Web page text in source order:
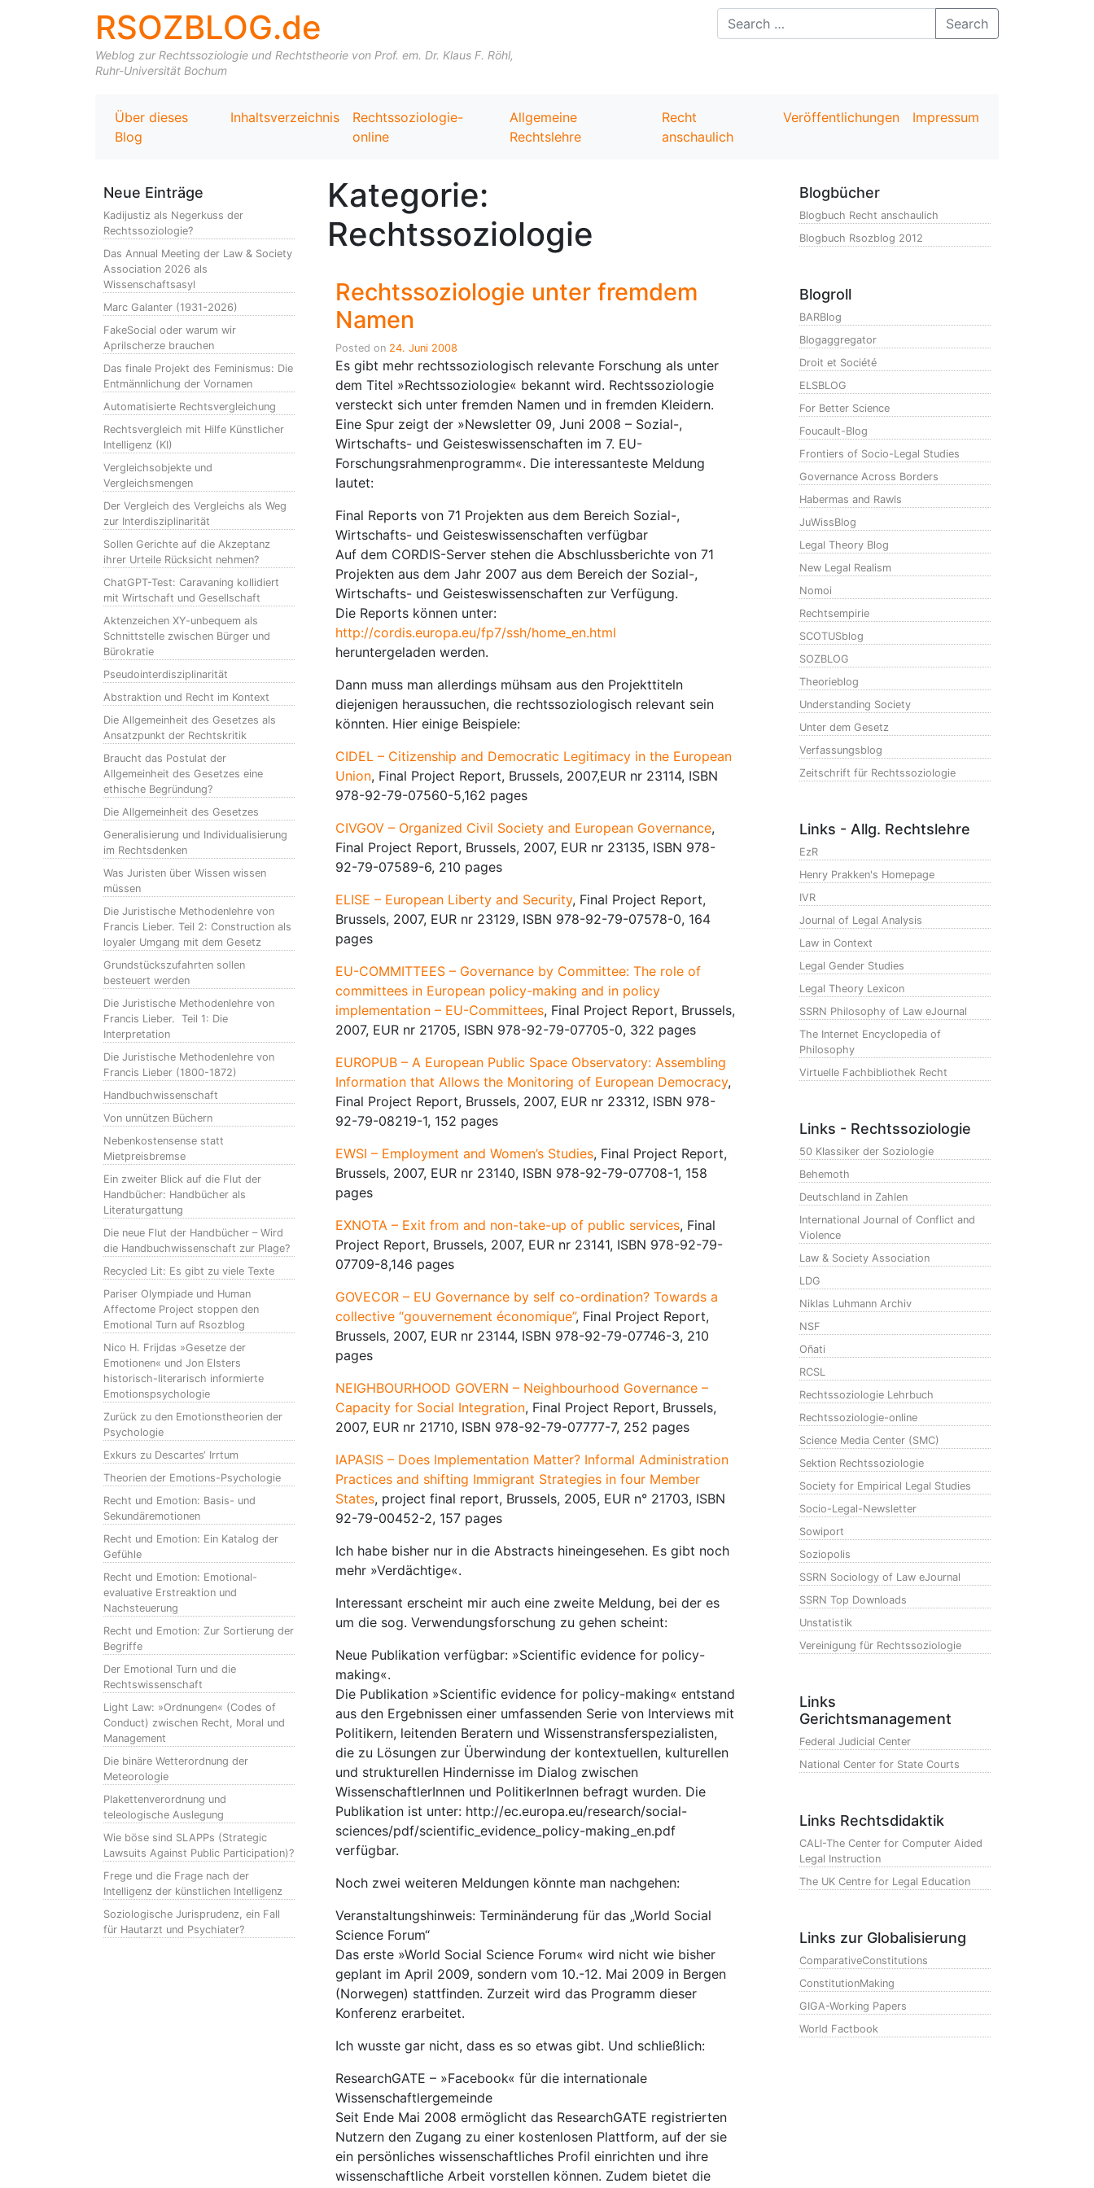
RSOZBLOG.de
Weblog zur Rechtssoziologie und Rechtstheorie von Prof. em. Dr. Klaus F. Röhl,
Ruhr-Universität Bochum
Search
Über dieses
Blog
Inhaltsverzeichnis
Rechtssoziologie-
online
Allgemeine
Rechtslehre
Recht
anschaulich
Veröffentlichungen Impressum
Neue Einträge
Kadijustiz als Negerkuss der
Rechtssoziologie?
Das Annual Meeting der Law & Society
Association 2026 als
Wissenschaftsasyl
Marc Galanter (1931-2026)
FakeSocial oder warum wir
Aprilscherze brauchen
Das finale Projekt des Feminismus: Die
Entmännlichung der Vornamen
Automatisierte Rechtsvergleichung
Rechtsvergleich mit Hilfe Künstlicher
Intelligenz (KI)
Vergleichsobjekte und
Vergleichsmengen
Der Vergleich des Vergleichs als Weg
zur Interdisziplinarität
Sollen Gerichte auf die Akzeptanz
ihrer Urteile Rücksicht nehmen?
ChatGPT-Test: Caravaning kollidiert
mit Wirtschaft und Gesellschaft
Aktenzeichen XY-unbequem als
Schnittstelle zwischen Bürger und
Bürokratie
Pseudointerdisziplinarität
Abstraktion und Recht im Kontext
Die Allgemeinheit des Gesetzes als
Ansatzpunkt der Rechtskritik
Braucht das Postulat der
Allgemeinheit des Gesetzes eine
ethische Begründung?
Die Allgemeinheit des Gesetzes
Generalisierung und Individualisierung
im Rechtsdenken
Was Juristen über Wissen wissen
müssen
Die Juristische Methodenlehre von
Francis Lieber. Teil 2: Construction als
loyaler Umgang mit dem Gesetz
Grundstückszufahrten sollen
besteuert werden
Die Juristische Methodenlehre von
Francis Lieber. Teil 1: Die
Interpretation
Die Juristische Methodenlehre von
Francis Lieber (1800-1872)
Handbuchwissenschaft
Von unnützen Büchern
Nebenkostensense statt
Mietpreisbremse
Ein zweiter Blick auf die Flut der
Handbücher: Handbücher als
Literaturgattung
Die neue Flut der Handbücher – Wird
die Handbuchwissenschaft zur Plage?
Recycled Lit: Es gibt zu viele Texte
Pariser Olympiade und Human
Affectome Project stoppen den
Emotional Turn auf Rsozblog
Nico H. Frijdas »Gesetze der
Emotionen« und Jon Elsters
historisch-literarisch informierte
Emotionspsychologie
Zurück zu den Emotionstheorien der
Psychologie
Exkurs zu Descartes‘ Irrtum
Theorien der Emotions-Psychologie
Recht und Emotion: Basis- und
Sekundäremotionen
Recht und Emotion: Ein Katalog der
Gefühle
Recht und Emotion: Emotional-
evaluative Erstreaktion und
Nachsteuerung
Recht und Emotion: Zur Sortierung der
Begriffe
Der Emotional Turn und die
Rechtswissenschaft
Light Law: »Ordnungen« (Codes of
Conduct) zwischen Recht, Moral und
Management
Die binäre Wetterordnung der
Meteorologie
Plakettenverordnung und
teleologische Auslegung
Wie böse sind SLAPPs (Strategic
Lawsuits Against Public Participation)?
Frege und die Frage nach der
Intelligenz der künstlichen Intelligenz
Soziologische Jurisprudenz, ein Fall
für Hautarzt und Psychiater?
Kategorie:
Rechtssoziologie
Rechtssoziologie unter fremdem
Namen
Posted on 24. Juni 2008
Es gibt mehr rechtssoziologisch relevante Forschung als unter
dem Titel »Rechtssoziologie« bekannt wird. Rechtssoziologie
versteckt sich unter fremden Namen und in fremden Kleidern.
Eine Spur zeigt der »Newsletter 09, Juni 2008 – Sozial-,
Wirtschafts- und Geisteswissenschaften im 7. EU-
Forschungsrahmenprogramm«. Die interessanteste Meldung
lautet:
Final Reports von 71 Projekten aus dem Bereich Sozial-,
Wirtschafts- und Geisteswissenschaften verfügbar
Auf dem CORDIS-Server stehen die Abschlussberichte von 71
Projekten aus dem Jahr 2007 aus dem Bereich der Sozial-,
Wirtschafts- und Geisteswissenschaften zur Verfügung.
Die Reports können unter:
http://cordis.europa.eu/fp7/ssh/home_en.html
heruntergeladen werden.
Dann muss man allerdings mühsam aus den Projekttiteln
diejenigen heraussuchen, die rechtssoziologisch relevant sein
könnten. Hier einige Beispiele:
CIDEL – Citizenship and Democratic Legitimacy in the European
Union, Final Project Report, Brussels, 2007,EUR nr 23114, ISBN
978-92-79-07560-5,162 pages
CIVGOV – Organized Civil Society and European Governance,
Final Project Report, Brussels, 2007, EUR nr 23135, ISBN 978-
92-79-07589-6, 210 pages
ELISE – European Liberty and Security, Final Project Report,
Brussels, 2007, EUR nr 23129, ISBN 978-92-79-07578-0, 164
pages
EU-COMMITTEES – Governance by Committee: The role of
committees in European policy-making and in policy
implementation – EU-Committees, Final Project Report, Brussels,
2007, EUR nr 21705, ISBN 978-92-79-07705-0, 322 pages
EUROPUB – A European Public Space Observatory: Assembling
Information that Allows the Monitoring of European Democracy,
Final Project Report, Brussels, 2007, EUR nr 23312, ISBN 978-
92-79-08219-1, 152 pages
EWSI – Employment and Women’s Studies, Final Project Report,
Brussels, 2007, EUR nr 23140, ISBN 978-92-79-07708-1, 158
pages
EXNOTA – Exit from and non-take-up of public services, Final
Project Report, Brussels, 2007, EUR nr 23141, ISBN 978-92-79-
07709-8,146 pages
GOVECOR – EU Governance by self co-ordination? Towards a
collective “gouvernement économique”, Final Project Report,
Brussels, 2007, EUR nr 23144, ISBN 978-92-79-07746-3, 210
pages
NEIGHBOURHOOD GOVERN – Neighbourhood Governance –
Capacity for Social Integration, Final Project Report, Brussels,
2007, EUR nr 21710, ISBN 978-92-79-07777-7, 252 pages
IAPASIS – Does Implementation Matter? Informal Administration
Practices and shifting Immigrant Strategies in four Member
States, project final report, Brussels, 2005, EUR n° 21703, ISBN
92-79-00452-2, 157 pages
Ich habe bisher nur in die Abstracts hineingesehen. Es gibt noch
mehr »Verdächtige«.
Interessant erscheint mir auch eine zweite Meldung, bei der es
um die sog. Verwendungsforschung zu gehen scheint:
Neue Publikation verfügbar: »Scientific evidence for policy-
making«.
Die Publikation »Scientific evidence for policy-making« entstand
aus den Ergebnissen einer umfassenden Serie von Interviews mit
Politikern, leitenden Beratern und Wissenstransferspezialisten,
die zu Lösungen zur Überwindung der kontextuellen, kulturellen
und strukturellen Hindernisse im Dialog zwischen
WissenschaftlerInnen und PolitikerInnen befragt wurden. Die
Publikation ist unter: http://ec.europa.eu/research/social-
sciences/pdf/scientific_evidence_policy-making_en.pdf
verfügbar.
Noch zwei weiteren Meldungen könnte man nachgehen:
Veranstaltungshinweis: Terminänderung für das „World Social
Science Forum“
Das erste »World Social Science Forum« wird nicht wie bisher
geplant im April 2009, sondern vom 10.-12. Mai 2009 in Bergen
(Norwegen) stattfinden. Zurzeit wird das Programm dieser
Konferenz erarbeitet.
Ich wusste gar nicht, dass es so etwas gibt. Und schließlich:
ResearchGATE – »Facebook« für die internationale
Wissenschaftlergemeinde
Seit Ende Mai 2008 ermöglicht das ResearchGATE registrierten
Nutzern den Zugang zu einer kostenlosen Plattform, auf der sie
ein persönliches wissenschaftliches Profil einrichten und ihre
wissenschaftliche Arbeit vorstellen können. Zudem bietet die
Blogbücher
Blogbuch Recht anschaulich
Blogbuch Rsozblog 2012
Blogroll
BARBlog
Blogaggregator
Droit et Société
ELSBLOG
For Better Science
Foucault-Blog
Frontiers of Socio-Legal Studies
Governance Across Borders
Habermas and Rawls
JuWissBlog
Legal Theory Blog
New Legal Realism
Nomoi
Rechtsempirie
SCOTUSblog
SOZBLOG
Theorieblog
Understanding Society
Unter dem Gesetz
Verfassungsblog
Zeitschrift für Rechtssoziologie
Links - Allg. Rechtslehre
EzR
Henry Prakken's Homepage
IVR
Journal of Legal Analysis
Law in Context
Legal Gender Studies
Legal Theory Lexicon
SSRN Philosophy of Law eJournal
The Internet Encyclopedia of
Philosophy
Virtuelle Fachbibliothek Recht
Links - Rechtssoziologie
50 Klassiker der Soziologie
Behemoth
Deutschland in Zahlen
International Journal of Conflict and
Violence
Law & Society Association
LDG
Niklas Luhmann Archiv
NSF
Oñati
RCSL
Rechtssoziologie Lehrbuch
Rechtssoziologie-online
Science Media Center (SMC)
Sektion Rechtssoziologie
Society for Empirical Legal Studies
Socio-Legal-Newsletter
Sowiport
Soziopolis
SSRN Sociology of Law eJournal
SSRN Top Downloads
Unstatistik
Vereinigung für Rechtssoziologie
Links
Gerichtsmanagement
Federal Judicial Center
National Center for State Courts
Links Rechtsdidaktik
CALI-The Center for Computer Aided
Legal Instruction
The UK Centre for Legal Education
Links zur Globalisierung
ComparativeConstitutions
ConstitutionMaking
GIGA-Working Papers
World Factbook